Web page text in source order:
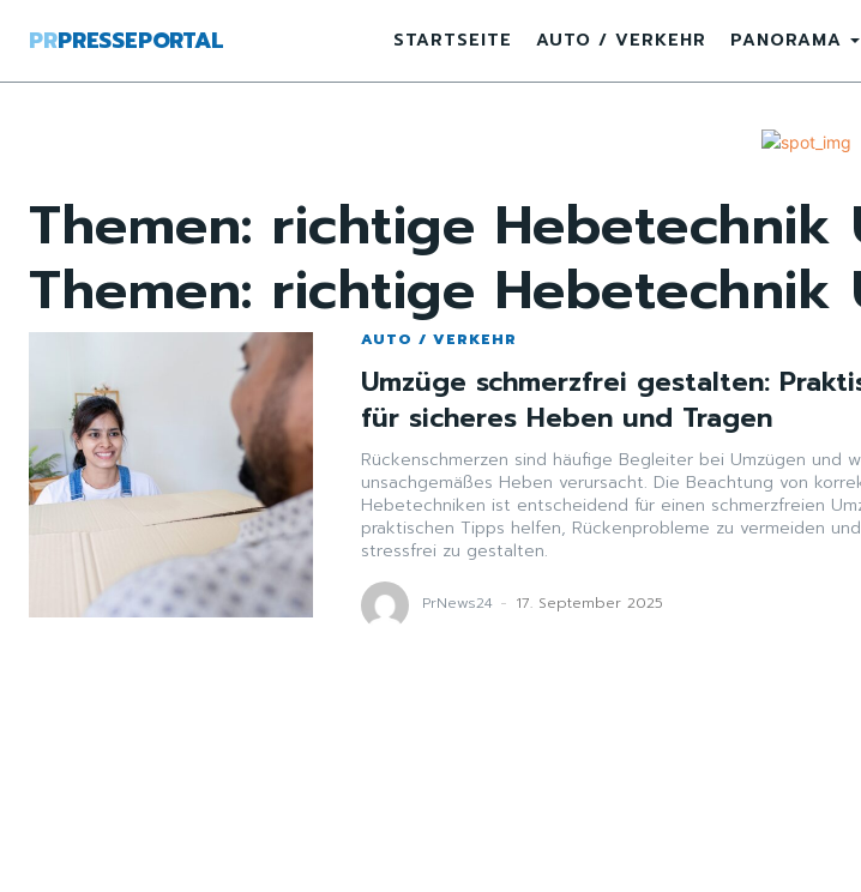
PRPRESSEPORTAL STARTSEITE AUTO / VERKEHR PANORAMA
Themen: richtige Hebetechnik
Themen: richtige Hebetechnik
AUTO / VERKEHR
Umzüge schmerzfrei gestalten:
für sicheres Heben und Tragen
Rückenschmerzen sind häufige Begleiter bei Umzügen und
unsachgemäßes Heben verursacht. Die Beachtung von
Hebetechniken ist entscheidend für einen schmerzfreien
praktischen Tipps helfen, Rückenprobleme zu vermeiden
stressfrei zu gestalten.
PrNews24 - 17. September 2025